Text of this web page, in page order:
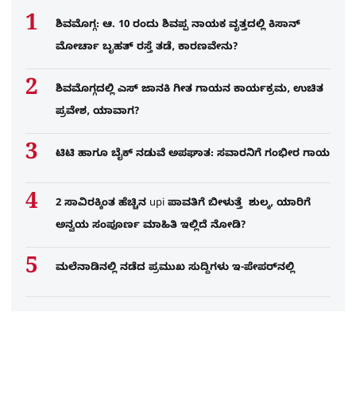
ಶಿವಮೊಗ್ಗ: ಆ. 10 ರಂದು ಶಿವಪ್ಪ ನಾಯಕ ವೃತ್ತದಲ್ಲಿ ಕಿಸಾನ್
ಮೋರ್ಚಾ ಬೃಹತ್ ರಸ್ತೆ ತಡೆ, ಕಾರಣವೇನು?
ಶಿವಮೊಗ್ಗದಲ್ಲಿ ಎಸ್​ ಜಾನಕಿ ಗೀತ ಗಾಯನ ಕಾರ್ಯಕ್ರಮ, ಉಚಿತ
ಪ್ರವೇಶ, ಯಾವಾಗ?
ಟಿಟಿ ಹಾಗೂ ಬೈಕ್ ನಡುವೆ ಅಪಘಾತ: ಸವಾರನಿಗೆ ಗಂಭೀರ ಗಾಯ
2 ಸಾವಿರಕ್ಕಿಂತ ಹೆಚ್ಚಿನ upi ಪಾವತಿಗೆ ಬೀಳುತ್ತೆ ಶುಲ್ಕ, ಯಾರಿಗೆ
ಅನ್ವಯ ಸಂಪೂರ್ಣ ಮಾಹಿತಿ ಇಲ್ಲಿದೆ ನೋಡಿ?
ಮಲೆನಾಡಿನಲ್ಲಿ ನಡೆದ ಪ್ರಮುಖ ಸುದ್ದಿಗಳು ಇ-ಪೇಪರ್​​​​ನಲ್ಲಿ